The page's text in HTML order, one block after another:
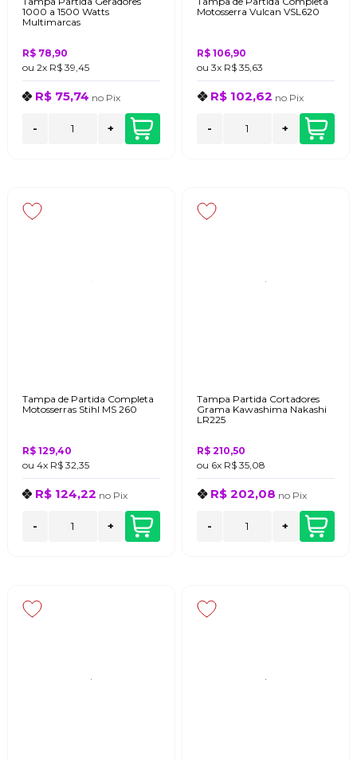
1000 a 1500 Watts
Multimarcas
R$ 78,90
ou 2x R$ 39,45
R$ 75,74 no Pix
- +
Motosserra Vulcan VSL620
R$ 106,90
ou 3x R$ 35,63
R$ 102,62 no Pix
- +
Tampa de Partida Completa
Motosserras Stihl MS 260
R$ 129,40
ou 4x R$ 32,35
R$ 124,22 no Pix
- +
Tampa Partida Cortadores
Grama Kawashima Nakashi
LR225
R$ 210,50
ou 6x R$ 35,08
R$ 202,08 no Pix
- +